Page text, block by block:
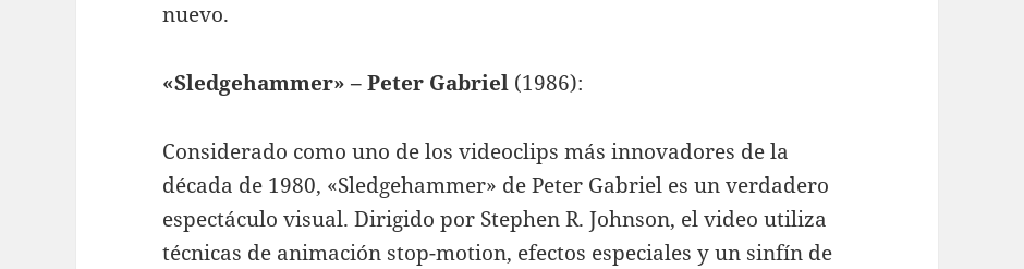
nuevo.
«Sledgehammer» – Peter Gabriel (1986):
Considerado como uno de los videoclips más innovadores de la
década de 1980, «Sledgehammer» de Peter Gabriel es un verdadero
espectáculo visual. Dirigido por Stephen R. Johnson, el video utiliza
técnicas de animación stop-motion, efectos especiales y un sinfín de